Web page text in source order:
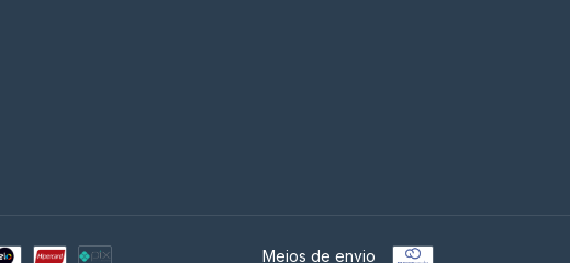
Meios de envio